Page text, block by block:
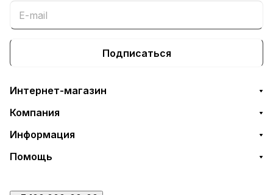
Подписаться
Интернет-магазин
Компания
Информация
Помощь